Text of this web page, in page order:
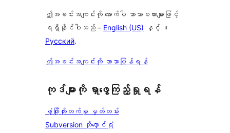
ဤအခင်းအကျင်းကို အောက်ပါ ဘာသာစကားများဖြင့်
ရရှိနိုင်ပါသည် – English (US) နှင့် ။
Русский.
ဤအခင်းအကျင်းကို ဘာသာပြန်ရန်
ကုဒ်များကို ရှာဖွေကြည့်ရှုရန်
ဖွံ့ဖြိုးတိုးတက်မှု မှတ်တမ်း
Subversion သိုလှောင်ရုံ